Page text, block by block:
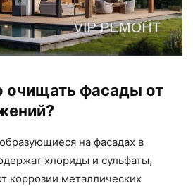
очищать фасады от
на фасадах в
хлориды и сульфаты,
коррозии металлических